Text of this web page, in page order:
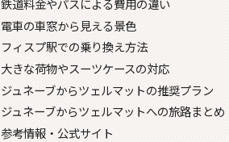
鉄道料金やパスによる費用の違い
電車の車窓から見える景色
フィスプ駅での乗り換え方法
大きな荷物やスーツケースの対応
ジュネーブからツェルマットの推奨プラン
ジュネーブからツェルマットへの旅路まとめ
参考情報・公式サイト